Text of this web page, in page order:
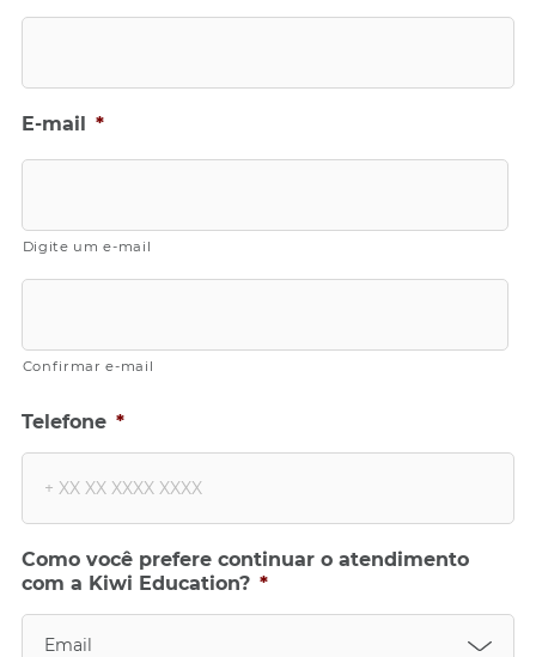
a
Y
Y
E-mail *
Digite um e-mail
Confirmar e-mail
Telefone *
Como você prefere continuar o atendimento
com a Kiwi Education? *
Email